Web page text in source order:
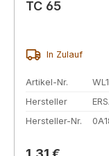
TC 65
In Zulauf
Artikel-Nr.
Hersteller
Hersteller-Nr.
Regulärer Preis: